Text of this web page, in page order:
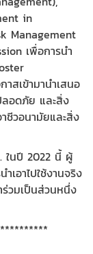
in
Management
เพื่อการนำ
สเข้ามานำเสนอ
ลอดภัย และสิ่ง
ชีวอนามัยและสิ่ง
นปี 2022 นี้ ผู้
เอาไปใช้งานจริง
วมเป็นส่วนหนึ่ง